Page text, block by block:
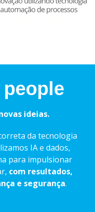
ideias.
da tecnologia
IA e dados,
para impulsionar
com resultados,
e segurança.